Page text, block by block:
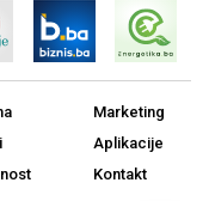
Marketing
Aplikacije
Kontakt